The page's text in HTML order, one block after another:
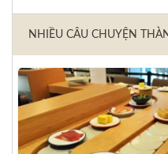
NHIỀU CÂU CHUYỆN